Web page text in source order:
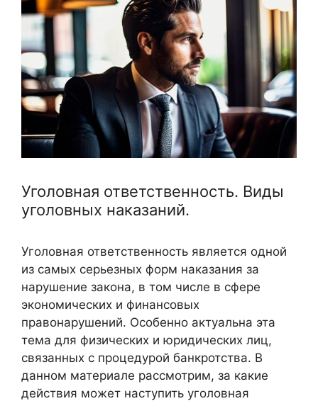
Уголовная ответственность. Виды
уголовных наказаний.
Уголовная ответственность является одной
из самых серьезных форм наказания за
нарушение закона, в том числе в сфере
экономических и финансовых
правонарушений. Особенно актуальна эта
тема для физических и юридических лиц,
связанных с процедурой банкротства. В
данном материале рассмотрим, за какие
действия может наступить уголовная